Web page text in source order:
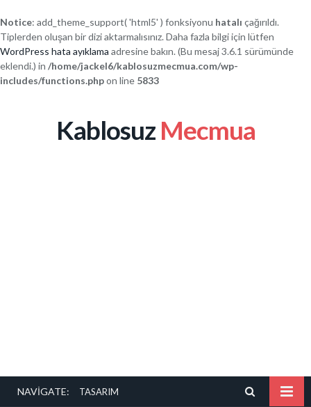
Notice: add_theme_support( 'html5' ) fonksiyonu hatalı çağırıldı.
Tiplerden oluşan bir dizi aktarmalısınız. Daha fazla bilgi için lütfen
WordPress hata ayıklama adresine bakın. (Bu mesaj 3.6.1 sürümünde
eklendi.) in /home/jackel6/kablosuzmecmua.com/wp-
includes/functions.phpon line 5833
Kablosuz Mecmua
NAVIGATE: TASARIM